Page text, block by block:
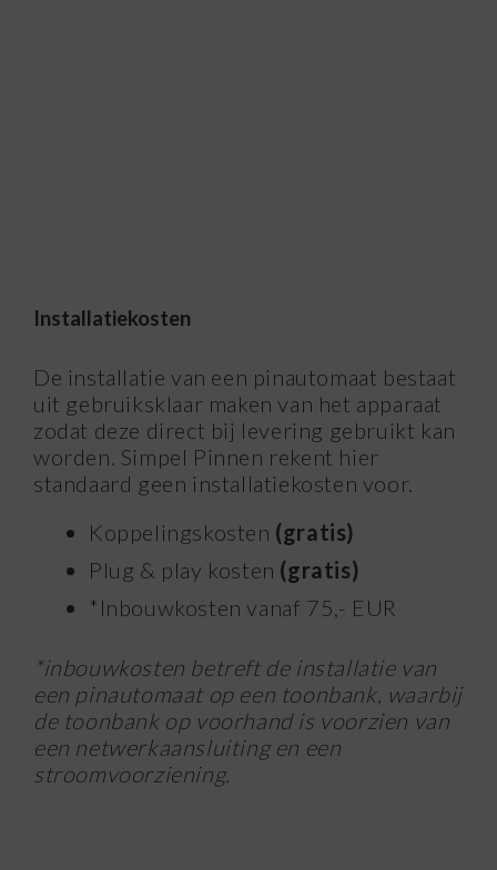
Installatiekosten
De installatie van een pinautomaat bestaat
uit gebruiksklaar maken van het apparaat
zodat deze direct bij levering gebruikt kan
worden. Simpel Pinnen rekent hier
standaard geen installatiekosten voor.
Koppelingskosten (gratis)
Plug & play kosten (gratis)
*Inbouwkosten vanaf 75,- EUR
*inbouwkosten betreft de installatie van
een pinautomaat op een toonbank, waarbij
de toonbank op voorhand is voorzien van
een netwerkaansluiting en een
stroomvoorziening.